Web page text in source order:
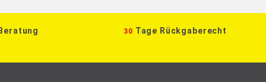
30 Tage Rückgaberecht